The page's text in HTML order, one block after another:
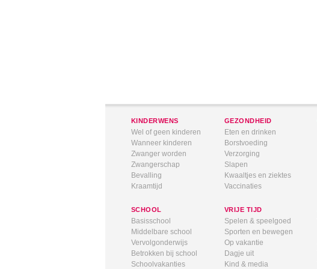
KINDERWENS
Wel of geen kinderen
Wanneer kinderen
Zwanger worden
Zwangerschap
Bevalling
Kraamtijd
GEZONDHEID
Eten en drinken
Borstvoeding
Verzorging
Slapen
Kwaaltjes en ziektes
Vaccinaties
SCHOOL
Basisschool
Middelbare school
Vervolgonderwijs
Betrokken bij school
Schoolvakanties
VRIJE TIJD
Spelen & speelgoed
Sporten en bewegen
Op vakantie
Dagje uit
Kind & media